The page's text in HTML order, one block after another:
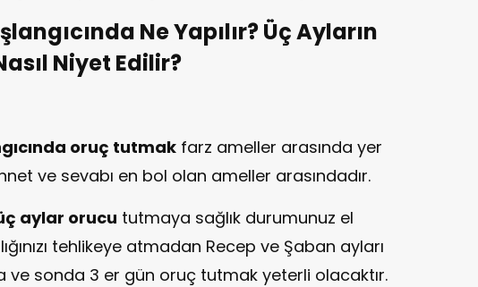
Ne Yapılır? Üç Ayların
Niyet Edilir?
oruç tutmak farz ameller arasında yer
ve sevabı en bol olan ameller arasındadır.
aylar orucu tutmaya sağlık durumunuz el
tehlikeye atmadan Recep ve Şaban ayları
sonda 3 er gün oruç tutmak yeterli olacaktır.